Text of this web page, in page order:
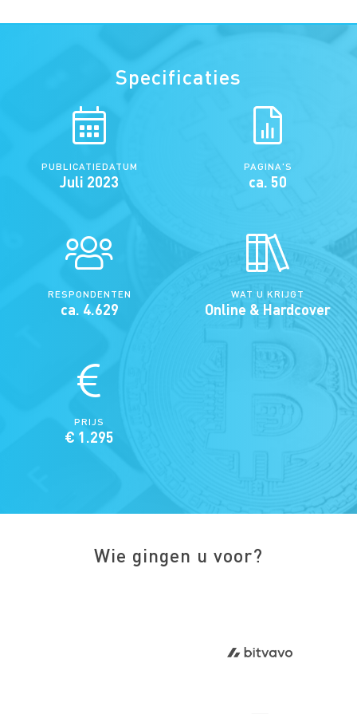
Specificaties
PUBLICATIEDATUM
Juli 2023
PAGINA'S
ca. 50
RESPONDENTEN
ca. 4.629
WAT U KRIJGT
Online & Hardcover
PRIJS
€ 1.295
Wie gingen u voor?